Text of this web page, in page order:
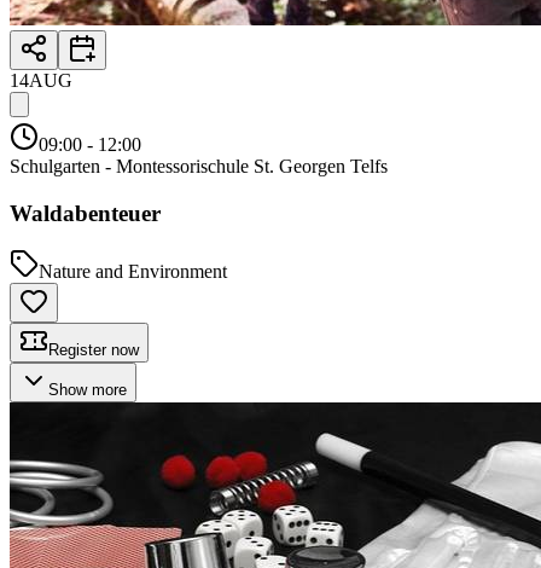
14AUG
09:00 - 12:00
Schulgarten - Montessorischule St. Georgen Telfs
Waldabenteuer
Nature and Environment
Register now
Show more